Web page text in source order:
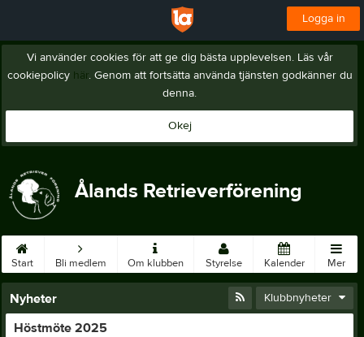
Logga in
Vi använder cookies för att ge dig bästa upplevelsen. Läs vår
cookiepolicy här. Genom att fortsätta använda tjänsten godkänner du
denna.
Okej
Ålands Retrieverförening
Start Bli medlem Om klubben Styrelse Kalender Mer
Nyheter Klubbnyheter
Höstmöte 2025